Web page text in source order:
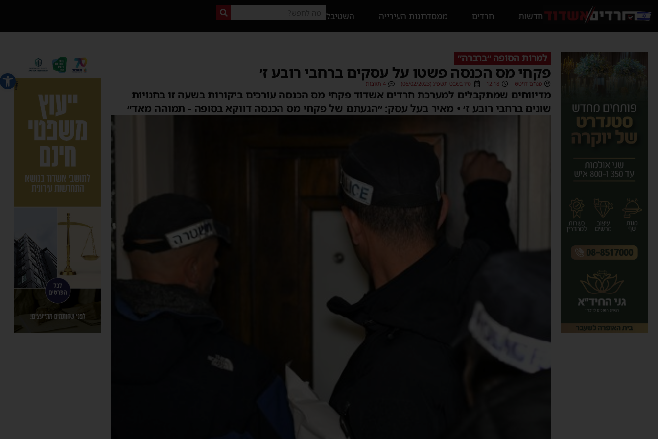
פתח
חדשות חרדים ממסדרונות העירייה השטיבל
למרות הסופה ״ברברה״
פקחי מס הכנסה פשטו על עסקים ברחבי רובע ז׳
מנחם דויטש 12:18 ט״ו בשבט תשפ״ג (06/02/2023) 4 תגובות
מדיווחים שמתקבלים למערכת חרדים אשדוד פקחי מס הכנסה עורכים ביקורות בשעה זו בחנויות
שונים ברחבי רובע ז׳ • מאיר בעל עסק: ״הגעתם של פקחי מס הכנסה דווקא בסופה - תמוהה מאד״